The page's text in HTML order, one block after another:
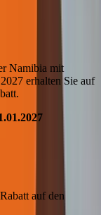
Namibia mit
erhalten Sie auf
auf den